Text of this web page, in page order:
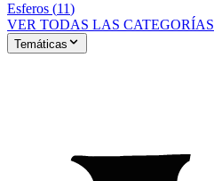
Esferos (11)
VER TODAS LAS CATEGORÍAS
Temáticas